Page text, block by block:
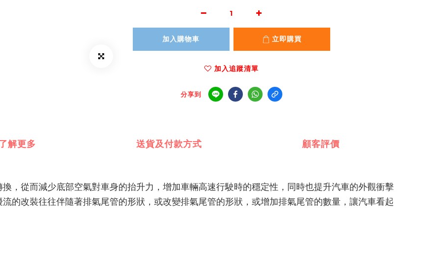
加入購物車 立即購買
加入追蹤清單
分享到
解更多 送貨及付款方式 顧客評價
，從而減少底部空氣對車身的抬升力，增加車輛高速行駛時的穩定性，同時也提升汽車的外觀衝擊
的改裝往往伴隨著排氣尾管的形狀，或改變排氣尾管的形狀，或增加排氣尾管的數量，讓汽車看起